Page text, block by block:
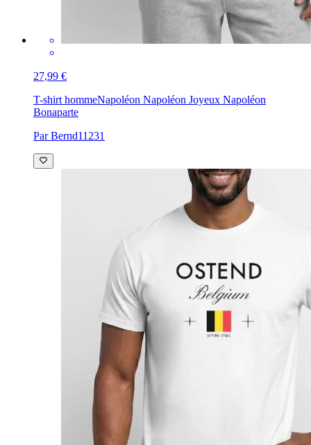
27,99 €
T-shirt hommeNapoléon Napoléon Joyeux Napoléon
Bonaparte
Par Bernd11231